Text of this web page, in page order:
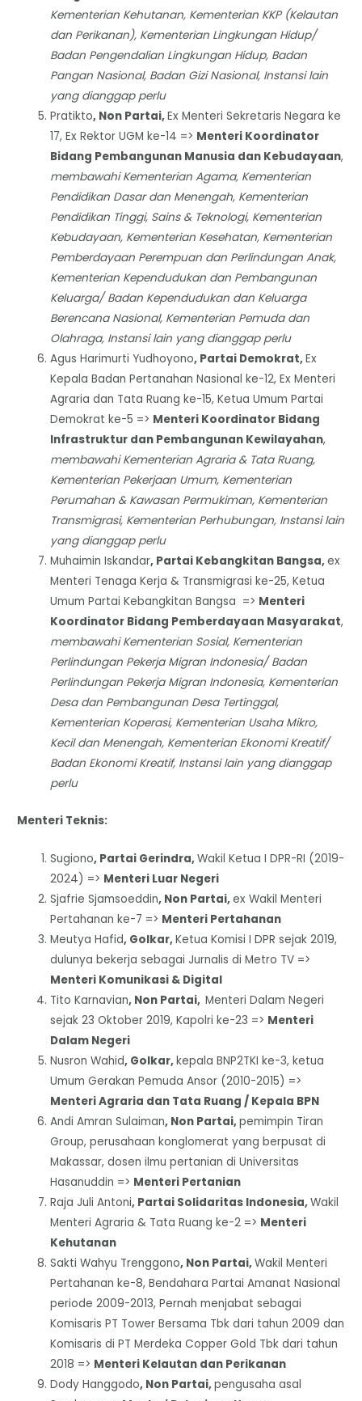
Kementerian Kehutanan, Kementerian KKP (Kelautan
dan Perikanan), Kementerian Lingkungan Hidup/
Badan Pengendalian Lingkungan Hidup, Badan
Pangan Nasional, Badan Gizi Nasional, Instansi lain
yang dianggap perlu
Pratikto, Non Partai,Ex Menteri Sekretaris Negara ke
17, Ex Rektor UGM ke-14 => Menteri Koordinator
Bidang Pembangunan Manusia dan Kebudayaan,
membawahi Kementerian Agama, Kementerian
Pendidikan Dasar dan Menengah, Kementerian
Pendidikan Tinggi, Sains & Teknologi, Kementerian
Kebudayaan, Kementerian Kesehatan, Kementerian
Pemberdayaan Perempuan dan Perlindungan Anak,
Kementerian Kependudukan dan Pembangunan
Keluarga/ Badan Kependudukan dan Keluarga
Berencana Nasional, Kementerian Pemuda dan
Olahraga, Instansi lain yang dianggap perlu
Agus Harimurti Yudhoyono, Partai Demokrat,Ex
Kepala Badan Pertanahan Nasional ke-12, Ex Menteri
Agraria dan Tata Ruang ke-15, Ketua Umum Partai
Demokrat ke-5 => Menteri Koordinator Bidang
Infrastruktur dan Pembangunan Kewilayahan,
membawahi Kementerian Agraria & Tata Ruang,
Kementerian Pekerjaan Umum, Kementerian
Perumahan & Kawasan Permukiman, Kementerian
Transmigrasi, Kementerian Perhubungan, Instansi lain
yang dianggap perlu
Muhaimin Iskandar, Partai Kebangkitan Bangsa,ex
Menteri Tenaga Kerja & Transmigrasi ke-25, Ketua
Umum Partai Kebangkitan Bangsa => Menteri
Koordinator Bidang Pemberdayaan Masyarakat,
membawahi Kementerian Sosial, Kementerian
Perlindungan Pekerja Migran Indonesia/ Badan
Perlindungan Pekerja Migran Indonesia, Kementerian
Desa dan Pembangunan Desa Tertinggal,
Kementerian Koperasi, Kementerian Usaha Mikro,
Kecil dan Menengah, Kementerian Ekonomi Kreatif/
Badan Ekonomi Kreatif, Instansi lain yang dianggap
perlu
Menteri Teknis:
Sugiono, Partai Gerindra,Wakil Ketua I DPR-RI (2019-
2024) => Menteri Luar Negeri
Sjafrie Sjamsoeddin, Non Partai,ex Wakil Menteri
Pertahanan ke-7 => Menteri Pertahanan
Meutya Hafid, Golkar,Ketua Komisi I DPR sejak 2019,
dulunya bekerja sebagai Jurnalis di Metro TV =>
Menteri Komunikasi & Digital
Tito Karnavian, Non Partai,Menteri Dalam Negeri
sejak 23 Oktober 2019, Kapolri ke-23 => Menteri
Dalam Negeri
Nusron Wahid, Golkar,kepala BNP2TKI ke-3, ketua
Umum Gerakan Pemuda Ansor (2010-2015) =>
Menteri Agraria dan Tata Ruang / Kepala BPN
Andi Amran Sulaiman, Non Partai,pemimpin Tiran
Group, perusahaan konglomerat yang berpusat di
Makassar, dosen ilmu pertanian di Universitas
Hasanuddin => Menteri Pertanian
Raja Juli Antoni, Partai Solidaritas Indonesia,Wakil
Menteri Agraria & Tata Ruang ke-2 => Menteri
Kehutanan
Sakti Wahyu Trenggono, Non Partai,Wakil Menteri
Pertahanan ke-8, Bendahara Partai Amanat Nasional
periode 2009-2013, Pernah menjabat sebagai
Komisaris PT Tower Bersama Tbk dari tahun 2009 dan
Komisaris di PT Merdeka Copper Gold Tbk dari tahun
2018 => Menteri Kelautan dan Perikanan
Dody Hanggodo, Non Partai,pengusaha asal